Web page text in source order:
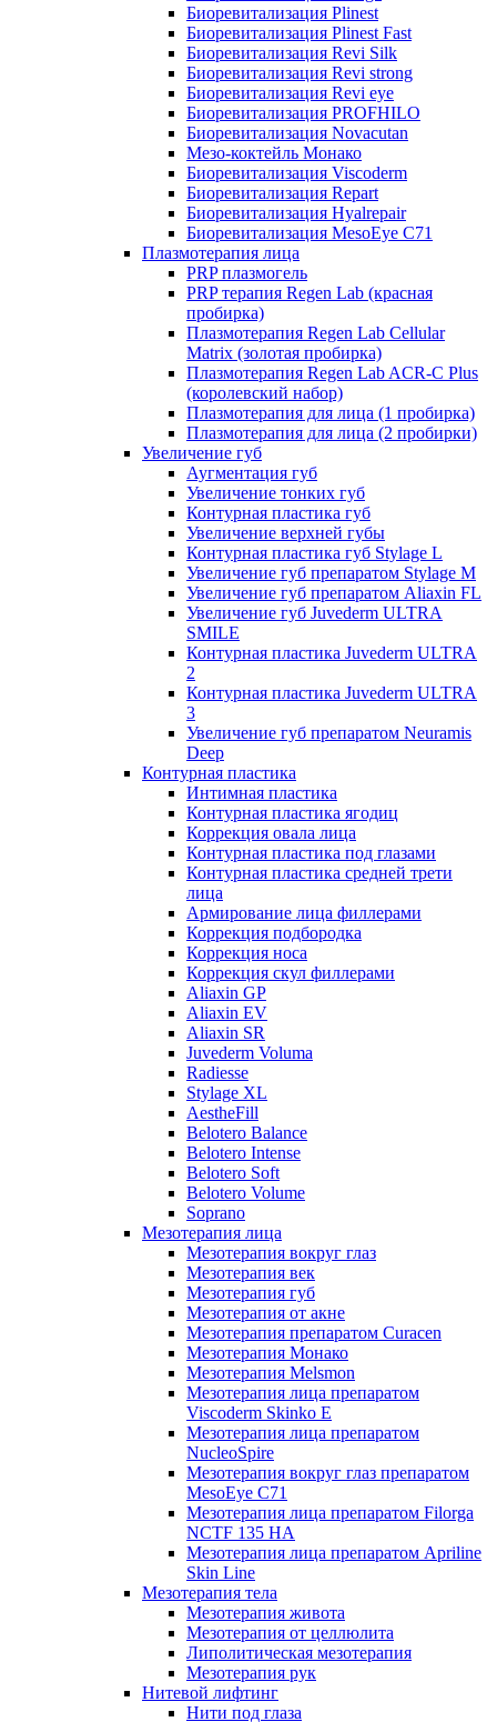
Биоревитализация Plinest
Биоревитализация Plinest Fast
Биоревитализация Revi Silk
Биоревитализация Revi strong
Биоревитализация Revi eye
Биоревитализация PROFHILO
Биоревитализация Novacutan
Мезо-коктейль Монако
Биоревитализация Viscoderm
Биоревитализация Repart
Биоревитализация Hyalrepair
Биоревитализация MesoEye C71
Плазмотерапия лица
PRP плазмогель
PRP терапия Regen Lab (красная
пробирка)
Плазмотерапия Regen Lab Cellular
Matrix (золотая пробирка)
Плазмотерапия Regen Lab ACR-C Plus
(королевский набор)
Плазмотерапия для лица (1 пробирка)
Плазмотерапия для лица (2 пробирки)
Увеличение губ
Аугментация губ
Увеличение тонких губ
Контурная пластика губ
Увеличение верхней губы
Контурная пластика губ Stylage L
Увеличение губ препаратом Stylage M
Увеличение губ препаратом Aliaxin FL
Увеличение губ Juvederm ULTRA
SMILE
Контурная пластика Juvederm ULTRA
2
Контурная пластика Juvederm ULTRA
3
Увеличение губ препаратом Neuramis
Deep
Контурная пластика
Интимная пластика
Контурная пластика ягодиц
Коррекция овала лица
Контурная пластика под глазами
Контурная пластика средней трети
лица
Армирование лица филлерами
Коррекция подбородка
Коррекция носа
Коррекция скул филлерами
Aliaxin GP
Aliaxin EV
Aliaxin SR
Juvederm Voluma
Radiesse
Stylage XL
AestheFill
Belotero Balance
Belotero Intense
Belotero Soft
Belotero Volume
Soprano
Мезотерапия лица
Мезотерапия вокруг глаз
Мезотерапия век
Мезотерапия губ
Мезотерапия от акне
Мезотерапия препаратом Curacen
Мезотерапия Монако
Мезотерапия Melsmon
Мезотерапия лица препаратом
Viscoderm Skinko E
Мезотерапия лица препаратом
NucleoSpire
Мезотерапия вокруг глаз препаратом
MesoEye С71
Мезотерапия лица препаратом Filorga
NCTF 135 HA
Мезотерапия лица препаратом Apriline
Skin Line
Мезотерапия тела
Мезотерапия живота
Мезотерапия от целлюлита
Липолитическая мезотерапия
Мезотерапия рук
Нитевой лифтинг
Нити под глаза